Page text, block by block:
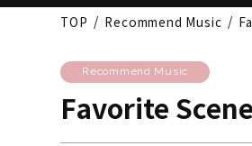
TOP Recommend Music
Recommend Music
Favorite